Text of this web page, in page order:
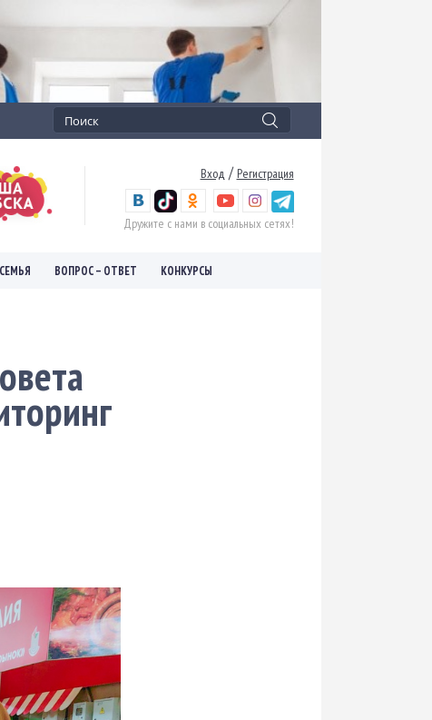
Вход / Регистрация
Дружите с нами в социальных сетях!
ВОПРОС – ОТВЕТ КОНКУРСЫ